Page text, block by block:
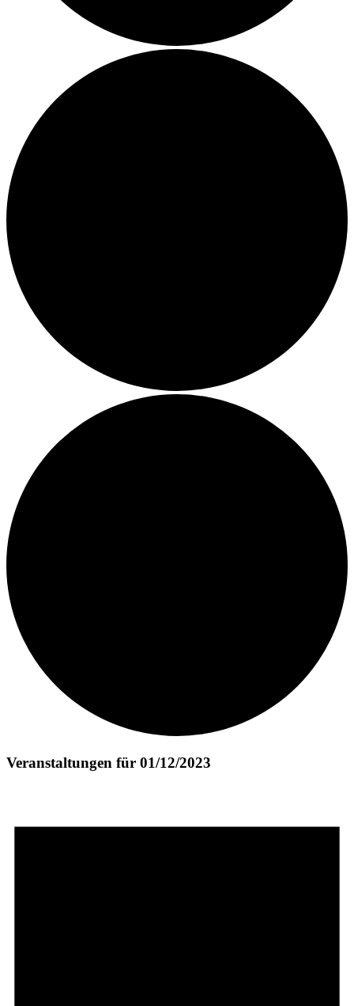
Veranstaltungen für 01/12/2023